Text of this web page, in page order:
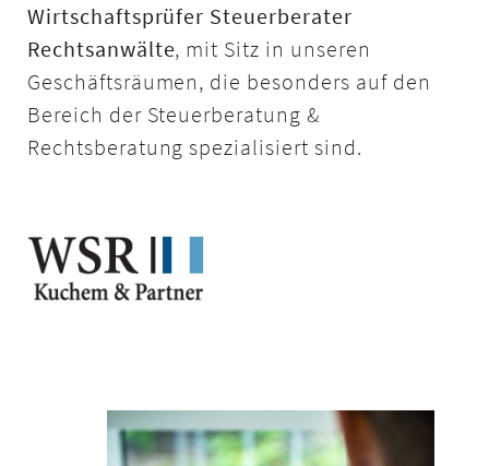
Wirtschaftsprüfer Steuerberater
Rechtsanwälte, mit Sitz in unseren
Geschäftsräumen, die besonders auf den
Bereich der Steuerberatung &
Rechtsberatung spezialisiert sind.